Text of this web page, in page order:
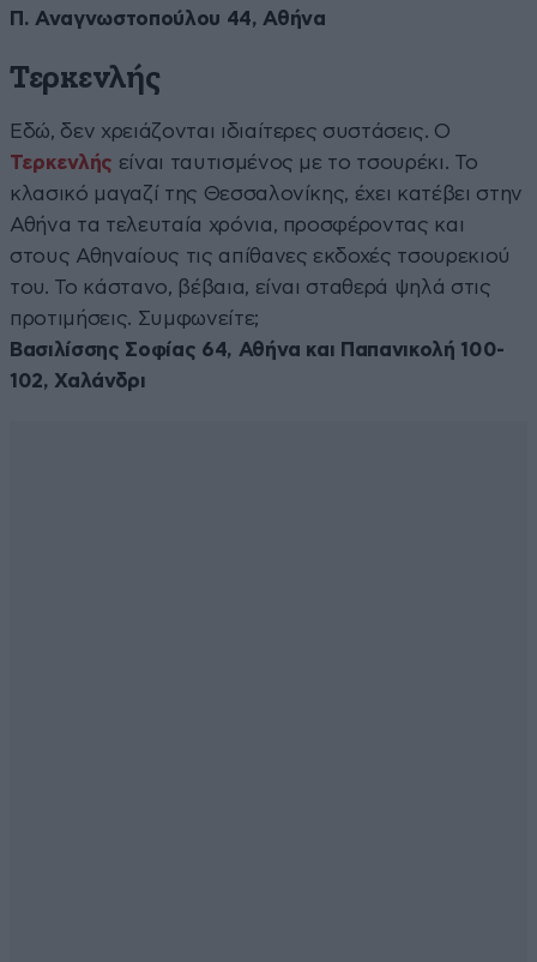
Π. Αναγνωστοπούλου 44, Αθήνα
Τερκενλής
Εδώ, δεν χρειάζονται ιδιαίτερες συστάσεις. Ο
Τερκενλής είναι ταυτισμένος με το τσουρέκι. Το
κλασικό μαγαζί της Θεσσαλονίκης, έχει κατέβει στην
Αθήνα τα τελευταία χρόνια, προσφέροντας και
στους Αθηναίους τις απίθανες εκδοχές τσουρεκιού
του. Το κάστανο, βέβαια, είναι σταθερά ψηλά στις
προτιμήσεις. Συμφωνείτε;
Βασιλίσσης Σοφίας 64, Αθήνα και Παπανικολή 100-
102, Χαλάνδρι